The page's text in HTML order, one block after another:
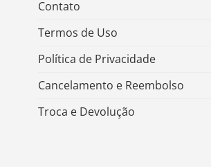
Contato
Termos de Uso
Política de Privacidade
Cancelamento e Reembolso
Troca e Devolução